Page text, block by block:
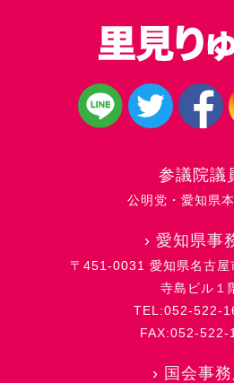
参議院議
公明党・愛知県
› 愛知県事
〒451-0031 愛知県名古
寺島ビル１
TEL:052-522-
FAX:052-522-
› 国会事